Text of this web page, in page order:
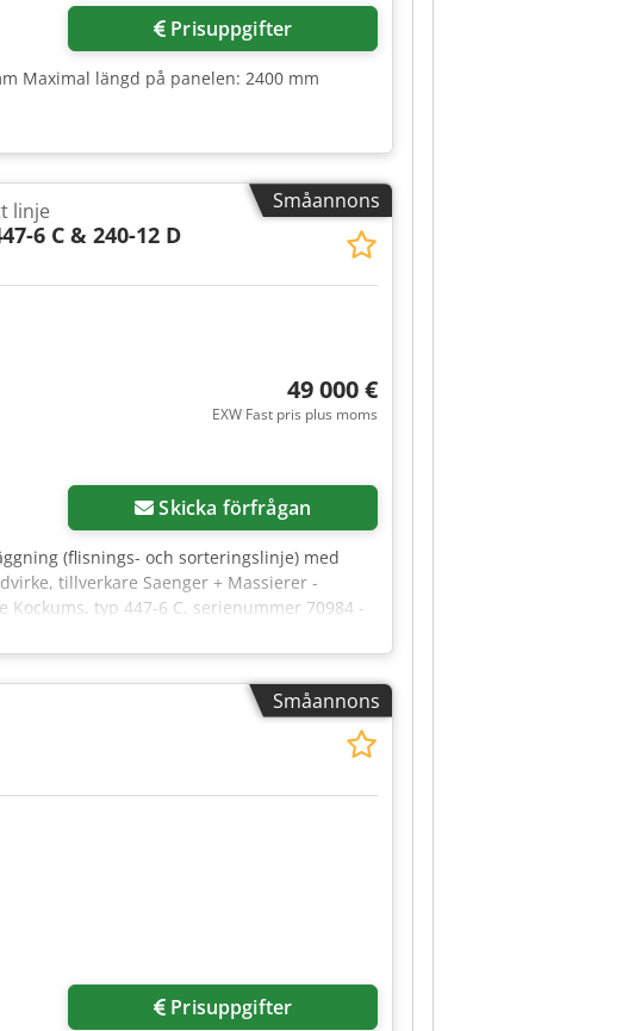
Prisuppgifter
Maximal längd på panelen: 2400 mm
Småannons
linje
6 C & 240-12 D
49 000 €
EXW Fast pris plus moms
Skicka förfrågan
(flisnings- och sorteringslinje) med
tillverkare Saenger + Massierer -
typ 447-6 C, serienummer 70984 -
med möjlighet till
50 cm Crjdpszrfkvjfx Aivjf Linjen säljs
Småannons
Prisuppgifter